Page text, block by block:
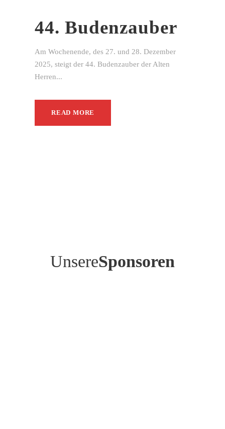
44. Budenzauber
Am Wochenende, des 27. und 28. Dezember
2025, steigt der 44. Budenzauber der Alten
Herren...
READ MORE
UnsereSponsoren